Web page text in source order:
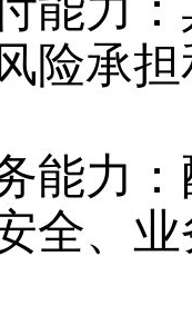
险承
力：
全、